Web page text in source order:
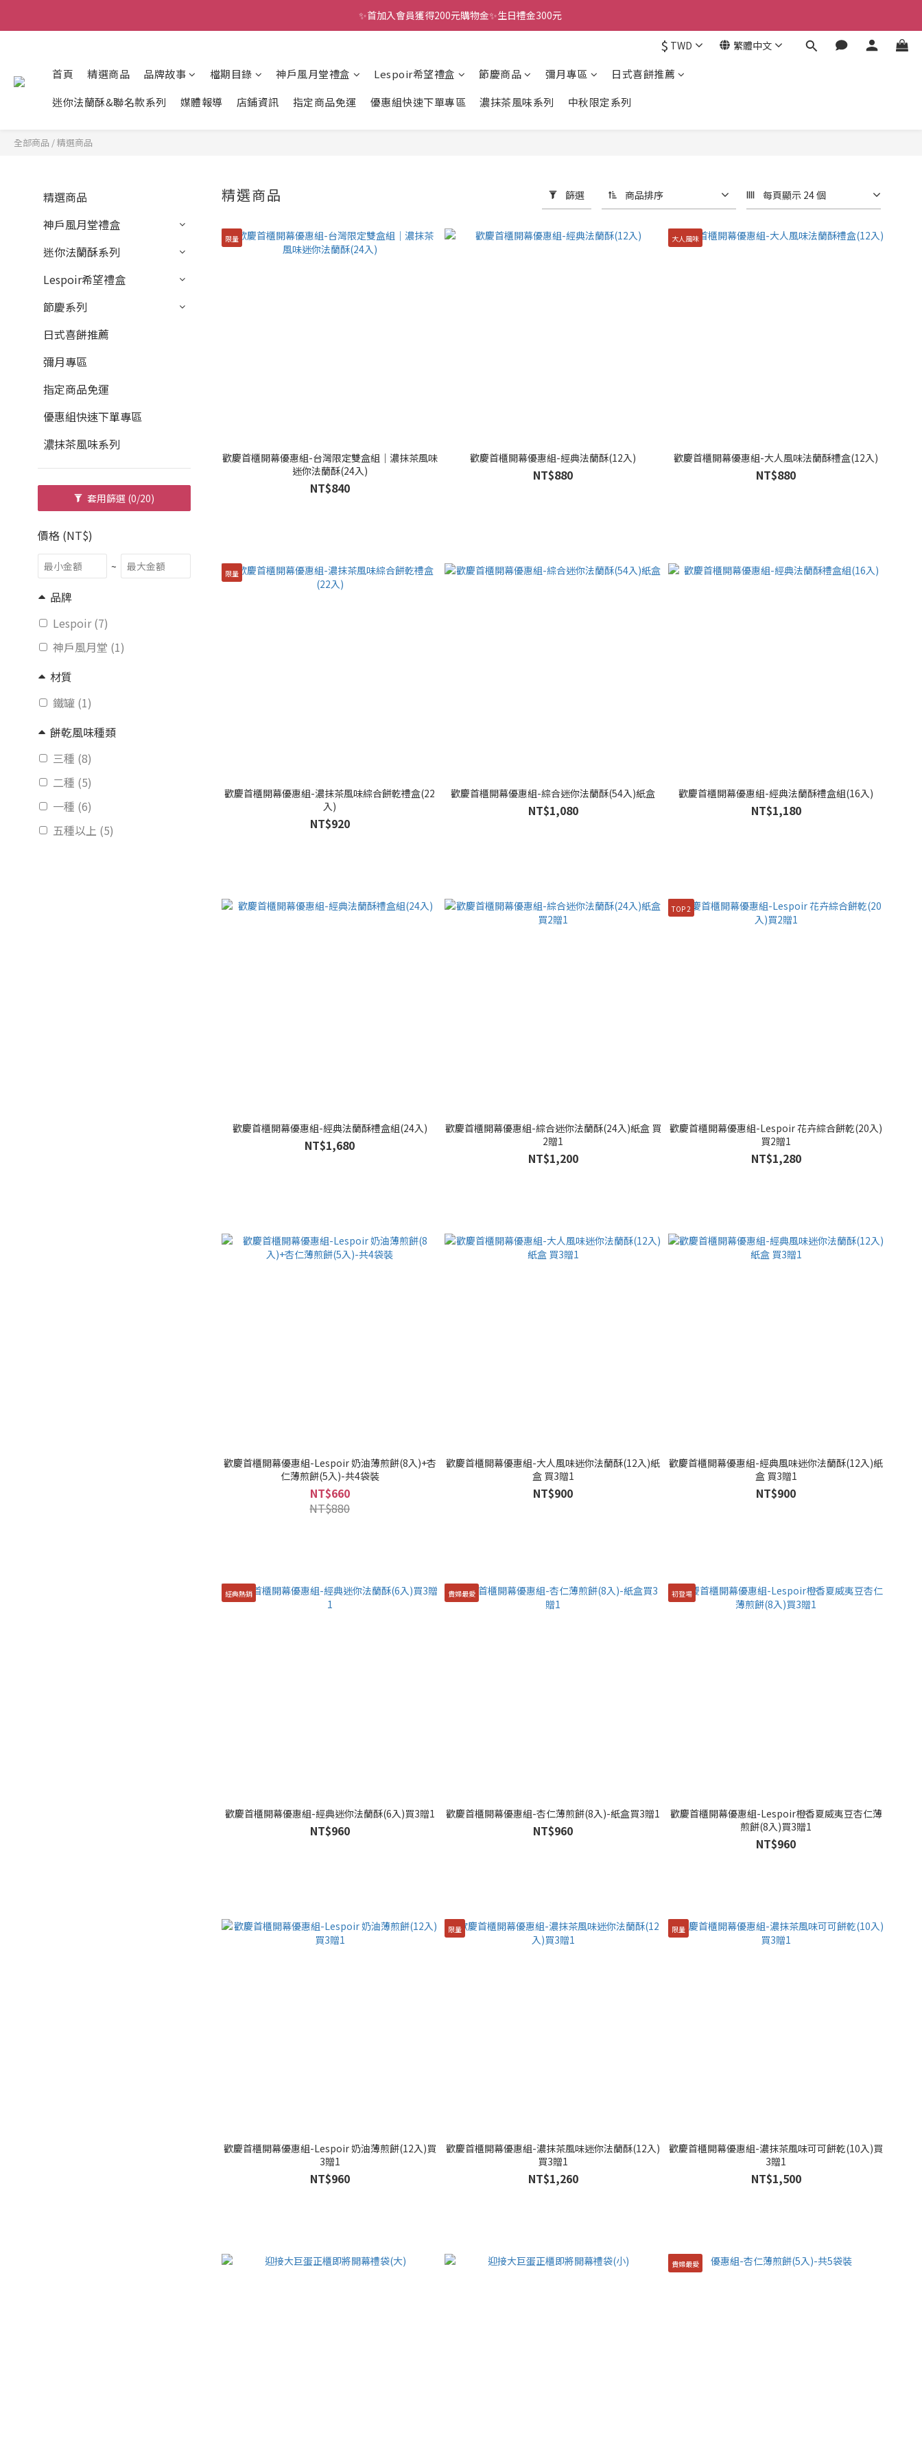
全館滿千免運
✨首加入會員獲得200元購物金✨生日禮金300元
$ TWD 繁體中文
首頁 精選商品 品牌故事 檔期目錄 神戶風月堂禮盒 Lespoir希望禮盒 節慶商品 彌月專區
日式喜餅推薦
迷你法蘭酥&聯名款系列
媒體報導 店鋪資訊 指定商品免運 優惠組快速下單專區 濃抹茶風味系列 中秋限定系列
全部商品 /精選商品
精選商品
神戶風月堂禮盒
迷你法蘭酥系列
Lespoir希望禮盒
節慶系列
日式喜餅推薦
彌月專區
指定商品免運
優惠組快速下單專區
濃抹茶風味系列
套用篩選 (0/20)
價格 (NT$)
~
品牌
Lespoir (7)
神戶風月堂 (1)
材質
鐵罐 (1)
餅乾風味種類
三種 (8)
二種 (5)
一種 (6)
五種以上 (5)
精選商品 篩選 商品排序 每頁顯示 24 個
限量
歡慶首櫃開幕優惠組-台灣限定雙盒組｜濃抹茶風味
迷你法蘭酥(24入)
NT$840
歡慶首櫃開幕優惠組-經典法蘭酥(12入)
NT$880
大人風味
歡慶首櫃開幕優惠組-大人風味法蘭酥禮盒(12入)
NT$880
限量
歡慶首櫃開幕優惠組-濃抹茶風味綜合餅乾禮盒(22
入)
NT$920
歡慶首櫃開幕優惠組-綜合迷你法蘭酥(54入)紙盒
NT$1,080
歡慶首櫃開幕優惠組-經典法蘭酥禮盒組(16入)
NT$1,180
歡慶首櫃開幕優惠組-經典法蘭酥禮盒組(24入)
NT$1,680
歡慶首櫃開幕優惠組-綜合迷你法蘭酥(24入)紙盒 買
2贈1
NT$1,200
TOP 2
歡慶首櫃開幕優惠組-Lespoir 花卉綜合餅乾(20入)
買2贈1
NT$1,280
歡慶首櫃開幕優惠組-Lespoir 奶油薄煎餅(8入)+杏
仁薄煎餅(5入)-共4袋裝
NT$660
NT$880
歡慶首櫃開幕優惠組-大人風味迷你法蘭酥(12入)紙
盒 買3贈1
NT$900
歡慶首櫃開幕優惠組-經典風味迷你法蘭酥(12入)紙
盒 買3贈1
NT$900
經典熱銷
歡慶首櫃開幕優惠組-經典迷你法蘭酥(6入)買3贈1
NT$960
貴婦最愛
歡慶首櫃開幕優惠組-杏仁薄煎餅(8入)-紙盒買3贈1
NT$960
初登場
歡慶首櫃開幕優惠組-Lespoir橙香夏威夷豆杏仁薄
煎餅(8入)買3贈1
NT$960
歡慶首櫃開幕優惠組-Lespoir 奶油薄煎餅(12入)買
3贈1
NT$960
限量
歡慶首櫃開幕優惠組-濃抹茶風味迷你法蘭酥(12入)
買3贈1
NT$1,260
限量
歡慶首櫃開幕優惠組-濃抹茶風味可可餅乾(10入)買
3贈1
NT$1,500
貴婦最愛